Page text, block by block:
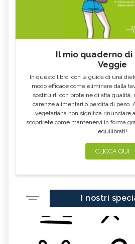
Il mio quaderno di
Veggie
In questo libro, con la guida di una
modo efficace come eliminare dalla
sostituirli con proteine di alta qualità,
carenze alimentari o perdita di peso.
vegetariana non significa rinunciare
scoprirete come mantenervi in forma
equilibrati!
CLICCA QUI
I nostri